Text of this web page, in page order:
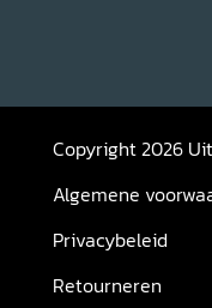
Copyright 2026
Algemene
Privacybeleid
Retourneren